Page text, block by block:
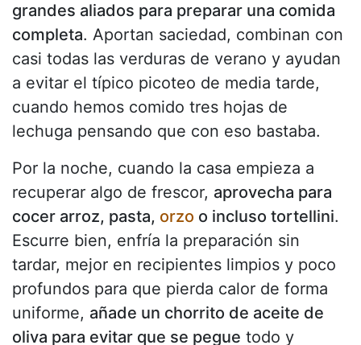
grandes aliados para preparar una comida
completa. Aportan saciedad, combinan con
casi todas las verduras de verano y ayudan
a evitar el típico picoteo de media tarde,
cuando hemos comido tres hojas de
lechuga pensando que con eso bastaba.
Por la noche, cuando la casa empieza a
recuperar algo de frescor, aprovecha para
cocer arroz, pasta, orzo o incluso tortellini.
Escurre bien, enfría la preparación sin
tardar, mejor en recipientes limpios y poco
profundos para que pierda calor de forma
uniforme, añade un chorrito de aceite de
oliva para evitar que se pegue todo y